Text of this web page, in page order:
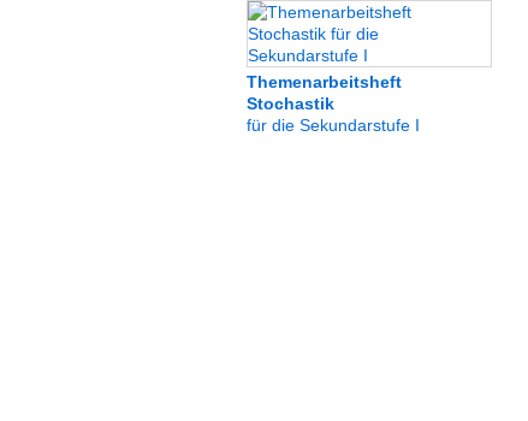
Themenarbeitsheft
Stochastik
für die Sekundarstufe I